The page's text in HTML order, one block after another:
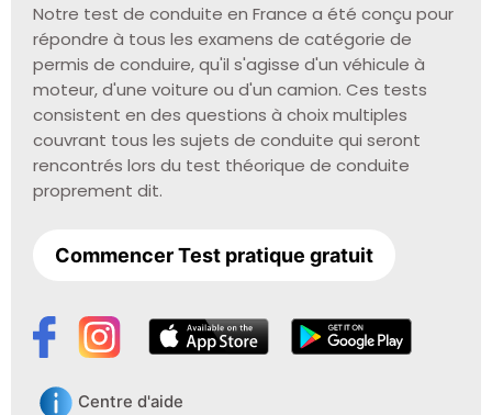
Notre test de conduite en France a été conçu pour
répondre à tous les examens de catégorie de
permis de conduire, qu'il s'agisse d'un véhicule à
moteur, d'une voiture ou d'un camion. Ces tests
consistent en des questions à choix multiples
couvrant tous les sujets de conduite qui seront
rencontrés lors du test théorique de conduite
proprement dit.
Commencer Test pratique gratuit
Centre d'aide